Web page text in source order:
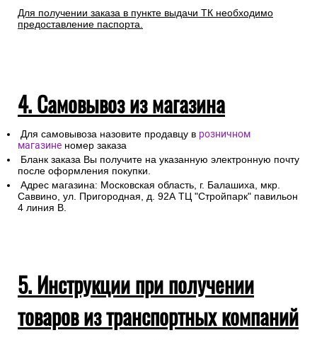
Для получении заказа в пункте выдачи ТК необходимо
предоставление паспорта.
4. Самовывоз из магазина
Для самовывоза назовите продавцу в розничном
магазине номер заказа
Бланк заказа Вы получите на указанную электронную почту
после оформления покупки.
Адрес магазина: Московская область, г. Балашиха, мкр.
Саввино, ул. Пригородная, д. 92А ТЦ "Стройпарк" павильон
4 линия В.
5. Инструкции при получении
товаров из транспортных компаний